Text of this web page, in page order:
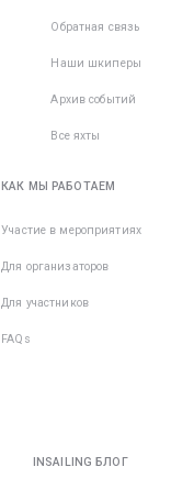
Обратная связь
Наши шкиперы
Архив событий
Все яхты
КАК МЫ РАБОТАЕМ
Участие в мероприятиях
Для организаторов
Для участников
FAQs
INSAILING БЛОГ